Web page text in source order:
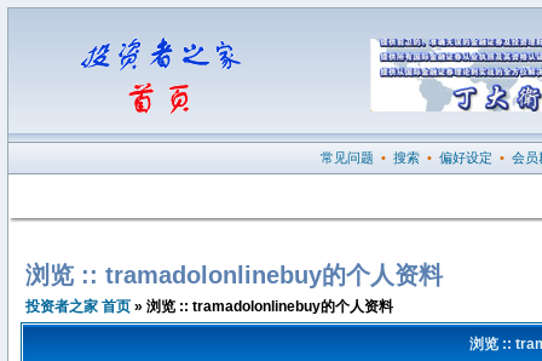
常见问题 • 搜索 • 偏好设定 • 会员
浏览 :: tramadolonlinebuy的个人资料
投资者之家 首页 » 浏览 :: tramadolonlinebuy的个人资料
浏览 ::